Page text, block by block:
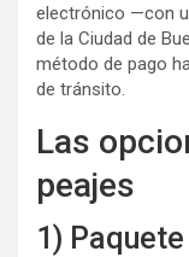
electrónico —con
de la Ciudad de
método de pago
de tránsito.
Las
peajes
1)